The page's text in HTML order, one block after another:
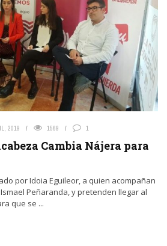
2019 1569 1
Cambia Nájera para
por Idoia Eguileor, a quien acompañan
Peñaranda, y pretenden llegar al
que se ...